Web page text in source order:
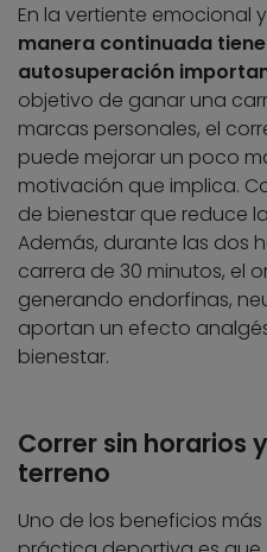
En la vertiente emocional
manera continuada
autosuperación
objetivo de ganar una
marcas personales, el
puede mejorar un poco
motivación que implica.
de bienestar que reduce
Además, durante las dos
carrera de 30 minutos, el
generando endorfinas,
aportan un efecto
bienestar.
Correr sin horarios
terreno
Uno de los beneficios